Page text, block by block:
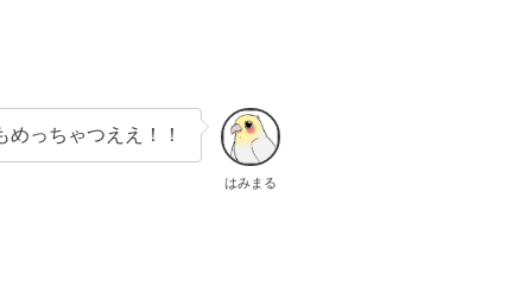
はみまる
めっちゃつええ！！